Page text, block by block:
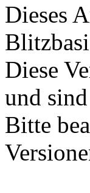
Dieses
Diese
und
Bitte